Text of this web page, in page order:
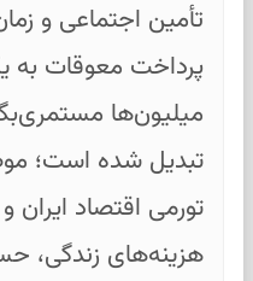
تأمین اجتماعی و
پرداخت معوقات به
میلیون‌ها
تبدیل شده است؛
تورمی اقتصاد ایران
هزینه‌های زندگی،